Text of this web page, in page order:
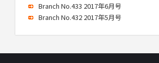
Branch No.433 2017年6月号
Branch No.432 2017年5月号